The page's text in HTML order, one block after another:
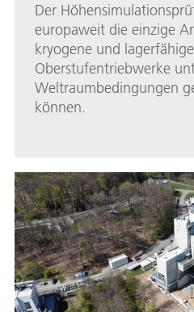
Der
europaweit die einzige
kryogene und lagerfähige
Oberstufentriebwerke
Weltraumbedingungen
können.